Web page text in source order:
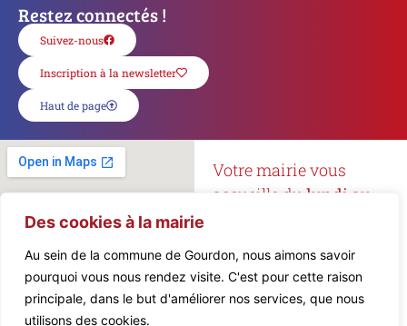
Des cookies à la mairie
Au sein de la commune de Gourdon, nous aimons savoir
pourquoi vous nous rendez visite. C'est pour cette raison
principale, dans le but d'améliorer nos services, que nous
utilisons des cookies.
Restez connectés !
Suivez-nous
Inscription à la newsletter
Haut de page
Votre mairie vous
accueille du lundi au
Mairie de Gourdon
5, Place de l’Hôtel de Ville